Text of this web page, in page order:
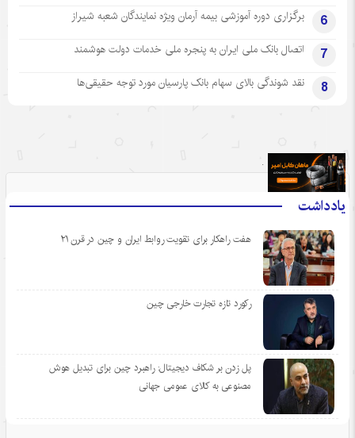
6 برگزاری دوره آموزشی بیمه آرمان ویژه نمایندگان شعبه شیراز
7 اتصال بانک ملی ایران به پنجره ملی خدمات دولت هوشمند
8 نقد شوندگی بالای سهام بانک پارسیان مورد توجه حقیقی‌ها
یادداشت
هفت راهکار برای تقویت روابط ایران و چین در قرن ۲۱
رکورد تازه تجارت خارجی چین
پل زدن بر شکاف دیجیتال: راهبرد چین برای تبدیل هوش
مصنوعی به کالای عمومی جهانی
.